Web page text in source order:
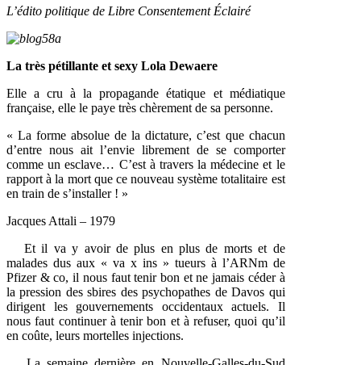
L’édito politique de Libre Consentement Éclairé
La très pétillante et sexy Lola Dewaere
Elle a cru à la propagande étatique et médiatique
française, elle le paye très chèrement de sa personne.
« La forme absolue de la dictature, c’est que chacun
d’entre nous ait l’envie librement de se comporter
comme un esclave… C’est à travers la médecine et le
rapport à la mort que ce nouveau système totalitaire est
en train de s’installer ! »
Jacques Attali – 1979
Et il va y avoir de plus en plus de morts et de
malades dus aux « va x ins » tueurs à l’ARNm de
Pfizer & co, il nous faut tenir bon et ne jamais céder à
la pression des sbires des psychopathes de Davos qui
dirigent les gouvernements occidentaux actuels. Il
nous faut continuer à tenir bon et à refuser, quoi qu’il
en coûte, leurs mortelles injections.